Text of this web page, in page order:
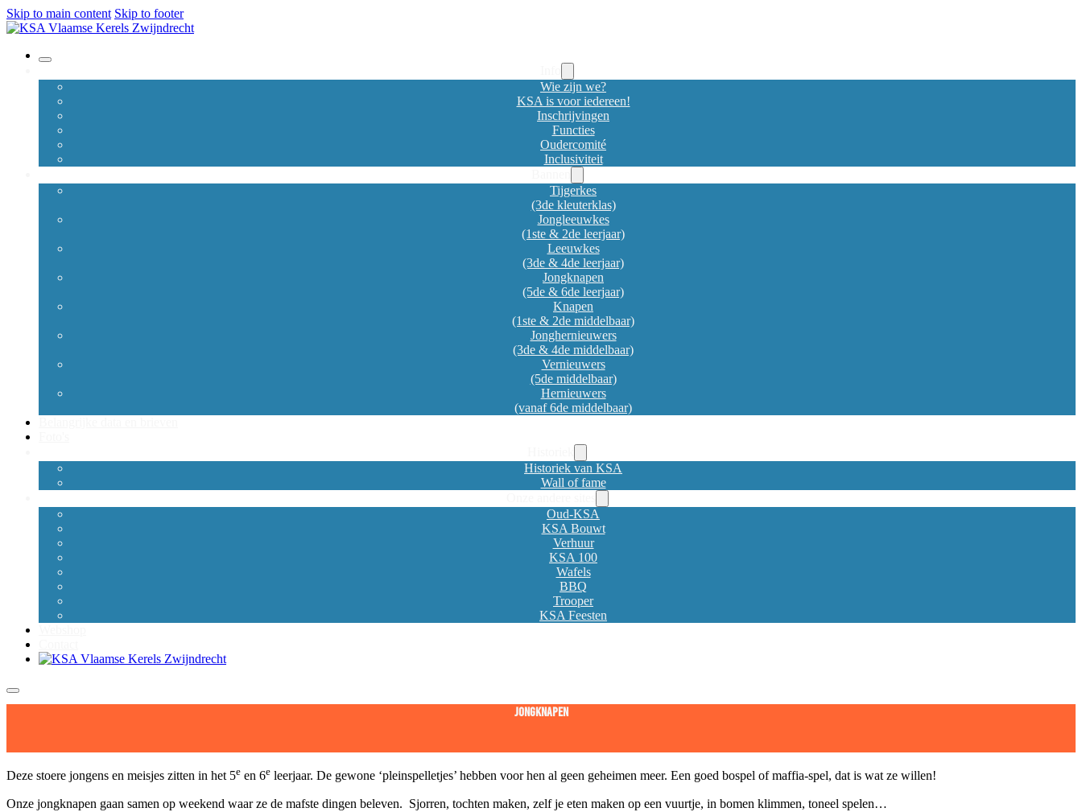
Skip to main content Skip to footer
Wie zijn we?
KSA is voor iedereen!
Inschrijvingen
Functies
Oudercomité
Inclusiviteit
Tijgerkes
(3de kleuterklas)
Jongleeuwkes
(1ste & 2de leerjaar)
Leeuwkes
(3de & 4de leerjaar)
Jongknapen
(5de & 6de leerjaar)
Knapen
(1ste & 2de middelbaar)
Jonghernieuwers
(3de & 4de middelbaar)
Vernieuwers
(5de middelbaar)
Hernieuwers
(vanaf 6de middelbaar)
Historiek van KSA
Wall of fame
Oud-KSA
KSA Bouwt
Verhuur
KSA 100
Wafels
BBQ
Trooper
KSA Feesten
Jongknapen
Deze stoere jongens en meisjes zitten in het 5e en 6e leerjaar. De gewone ‘pleinspelletjes’ hebben voor hen al geen geheimen meer. Een goed bospel of maffia-spel, dat is wat ze willen!
Onze jongknapen gaan samen op weekend waar ze de mafste dingen beleven. Sjorren, tochten maken, zelf je eten maken op een vuurtje, in bomen klimmen, toneel spelen…